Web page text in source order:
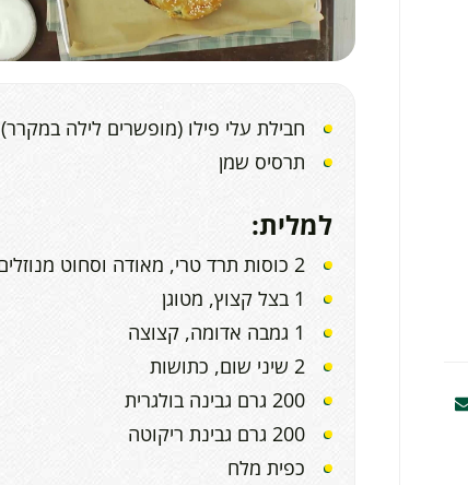
חבילת עלי פילו (מופשרים לילה במקרר)
תרסיס שמן
למלית:
2 כוסות תרד טרי, מאודה וסחוט מנוזלים
1 בצל קצוץ, מטוגן
1 גמבה אדומה, קצוצה
2 שיני שום, כתושות
200 גרם גבינה בולגרית
200 גרם גבינת ריקוטה
כפית מלח